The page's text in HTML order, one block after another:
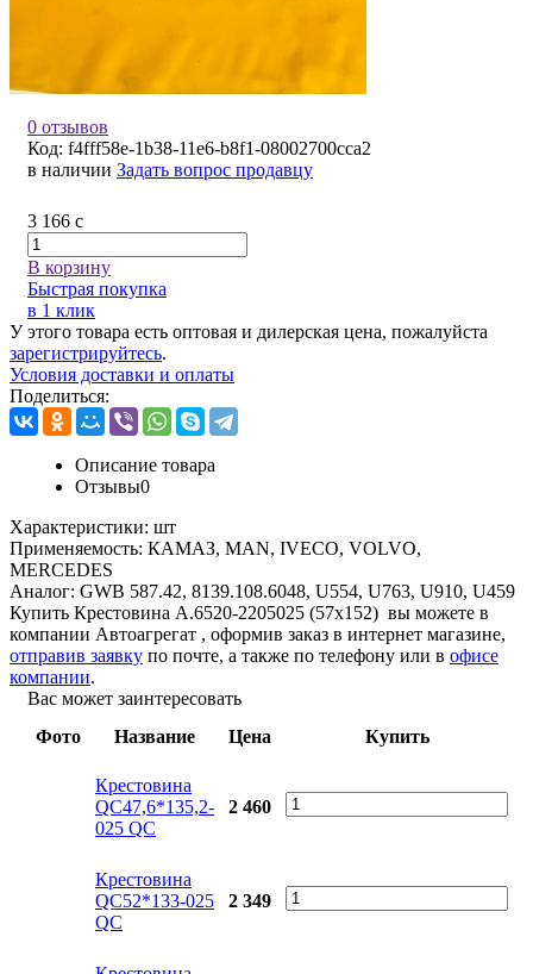
0 отзывов
Код: f4fff58e-1b38-11e6-b8f1-08002700cca2
в наличии Задать вопрос продавцу
3 166 c
В корзину
Быстрая покупка
в 1 клик
У этого товара есть оптовая и дилерская цена, пожалуйста
зарегистрируйтесь.
Условия доставки и оплаты
Поделиться:
Описание товара
Отзывы0
Характеристики: шт
Применяемость: КАМАЗ, MAN, IVECO, VOLVO,
MERCEDES
Аналог: GWB 587.42, 8139.108.6048, U554, U763, U910, U459
Купить Крестовина А.6520-2205025 (57x152) вы можете в
компании Автоагрегат , оформив заказ в интернет магазине,
отправив заявку по почте, а также по телефону или в офисе
компании.
Вас может заинтересовать
Фото
Название Цена Купить
Крестовина
QC47,6*135,2-
025 QC
2 460
Крестовина
QC52*133-025
QC
2 349